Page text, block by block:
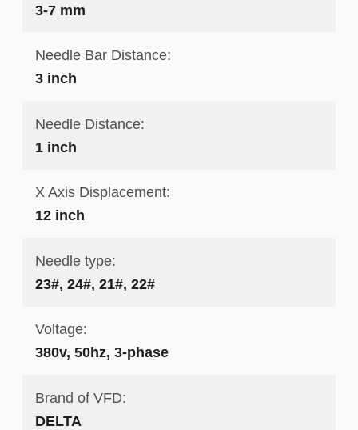
3-7 mm
Needle Bar Distance:
3 inch
Needle Distance:
1 inch
X Axis Displacement:
12 inch
Needle type:
23#, 24#, 21#, 22#
Voltage:
380v, 50hz, 3-phase
Brand of VFD:
DELTA